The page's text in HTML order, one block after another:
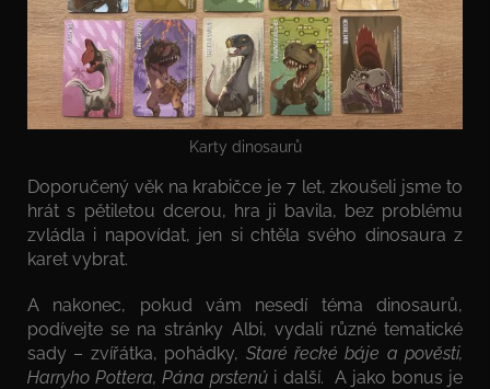
Karty dinosaurů
Doporučený věk na krabičce je 7 let, zkoušeli jsme to
hrát s pětiletou dcerou, hra ji bavila, bez problému
zvládla i napovídat, jen si chtěla svého dinosaura z
karet vybrat.
A nakonec, pokud vám nesedí téma dinosaurů,
podívejte se na stránky Albi, vydali různé tematické
sady – zvířátka, pohádky, Staré řecké báje a pověsti,
Harryho Pottera, Pána prstenů i další. A jako bonus je